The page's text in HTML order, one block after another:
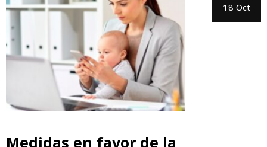
18 Oct
Medidas en favor de la